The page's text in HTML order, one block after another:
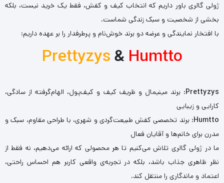
ژولی گالری باور داریم که انتخاب کیف و کفش، فقط یک خرید نیست، بلکه
بخشی از شخصیت و سبک زندگی شماست.
با افتخار نمایندگی و عرضه دو برند خوش‌نام و پرطرفدار را بر عهده داریم:
Prettyzys& Humtto
Prettyzys: برند مینیمال و ظریف کیف و کیف‌پول، الهام‌گرفته از سادگی،
کارایی و زیبایی
Humtto: برند تخصصی کفش طبیعت‌گردی و شهری، با طراحی مقاوم، سبک و
مدرن برای خانم‌ها و آقایان فعال
ما در ژولی گالری تلاش می‌کنیم تا هر محصولی که ارائه می‌دهیم، نه فقط از
نظر ظاهری جذاب باشد، بلکه در تجربه‌ی واقعی کاربر هم احساس راحتی،
اعتماد و ماندگاری را منتقل کند.